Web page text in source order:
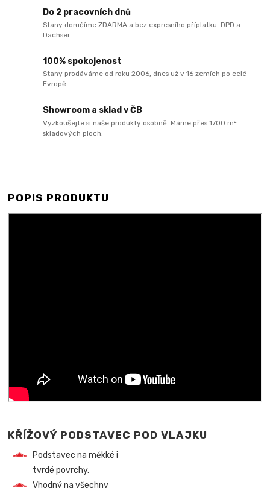
Do 2 pracovních dnů
Stany doručíme ZDARMA a bez expresního příplatku. DPD a
Dachser.
100% spokojenost
Stany prodáváme od roku 2006, dnes už v 16 zemích po celé
Evropě.
Showroom a sklad v ČB
Vyzkoušejte si naše produkty osobně. Máme přes 1700 m²
skladových ploch.
POPIS PRODUKTU
KŘÍŽOVÝ PODSTAVEC POD VLAJKU
Podstavec na měkké i
tvrdé povrchy.
Vhodný na všechny